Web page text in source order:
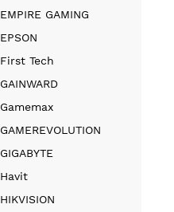
EMPIRE GAMING
EPSON
First Tech
GAINWARD
Gamemax
GAMEREVOLUTION
GIGABYTE
Havit
HIKVISION